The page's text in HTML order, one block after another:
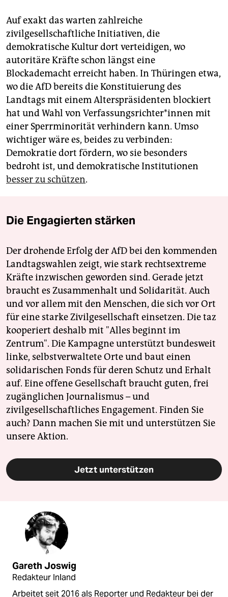
Auf exakt das warten zahlreiche
zivilgesellschaftliche Initiativen, die
demokratische Kultur dort verteidigen, wo
autoritäre Kräfte schon längst eine
Blockademacht erreicht haben. In Thüringen etwa,
wo die AfD bereits die Konstituierung des
Landtags mit einem Alterspräsidenten blockiert
hat und Wahl von Ver­fas­sungs­rich­ter*in­nen mit
einer Sperrminorität verhindern kann. Umso
wichtiger wäre es, beides zu verbinden:
Demokratie dort fördern, wo sie besonders
bedroht ist, und demokratische Institutionen
besser zu schützen.
Die Engagierten stärken
Der drohende Erfolg der AfD bei den kommenden
Landtagswahlen zeigt, wie stark rechtsextreme
Kräfte inzwischen geworden sind. Gerade jetzt
braucht es Zusammenhalt und Solidarität. Auch
und vor allem mit den Menschen, die sich vor Ort
für eine starke Zivilgesellschaft einsetzen. Die taz
kooperiert deshalb mit "Alles beginnt im
Zentrum". Die Kampagne unterstützt bundesweit
linke, selbstverwaltete Orte und baut einen
solidarischen Fonds für deren Schutz und Erhalt
auf. Eine offene Gesellschaft braucht guten, frei
zugänglichen Journalismus – und
zivilgesellschaftliches Engagement. Finden Sie
auch? Dann machen Sie mit und unterstützen Sie
unsere Aktion.
Jetzt unterstützen
Gareth Joswig
Redakteur Inland
Arbeitet seit 2016 als Reporter und Redakteur bei der